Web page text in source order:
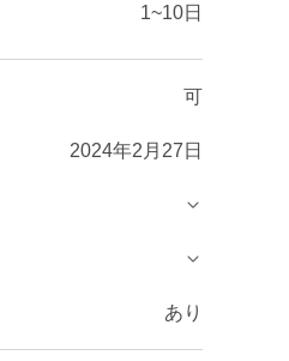
1~10日
可
2024年2月27日
あり